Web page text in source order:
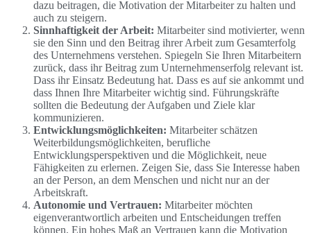
dazu beitragen, die Motivation der Mitarbeiter zu halten und
auch zu steigern.
Sinnhaftigkeit der Arbeit: Mitarbeiter sind motivierter, wenn
sie den Sinn und den Beitrag ihrer Arbeit zum Gesamterfolg
des Unternehmens verstehen. Spiegeln Sie Ihren Mitarbeitern
zurück, dass ihr Beitrag zum Unternehmenserfolg relevant ist.
Dass ihr Einsatz Bedeutung hat. Dass es auf sie ankommt und
dass Ihnen Ihre Mitarbeiter wichtig sind. Führungskräfte
sollten die Bedeutung der Aufgaben und Ziele klar
kommunizieren.
Entwicklungsmöglichkeiten: Mitarbeiter schätzen
Weiterbildungsmöglichkeiten, berufliche
Entwicklungsperspektiven und die Möglichkeit, neue
Fähigkeiten zu erlernen. Zeigen Sie, dass Sie Interesse haben
an der Person, an dem Menschen und nicht nur an der
Arbeitskraft.
Autonomie und Vertrauen: Mitarbeiter möchten
eigenverantwortlich arbeiten und Entscheidungen treffen
können. Ein hohes Maß an Vertrauen kann die Motivation